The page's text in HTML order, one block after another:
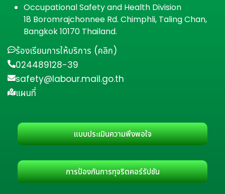
Occupational Safety and Health Division
18 Boromrajchonnee Rd. Chimphli, Taling Chan,
Bangkok 10170 Thailand.
ร้องเรียนการให้บริการ (คลิก)
024489128-39
safety@labour.mail.go.th
แผนที่
แบบประเมินความพึงพอใจ
การป้องกันการทุจริตคอร์รัปชัน